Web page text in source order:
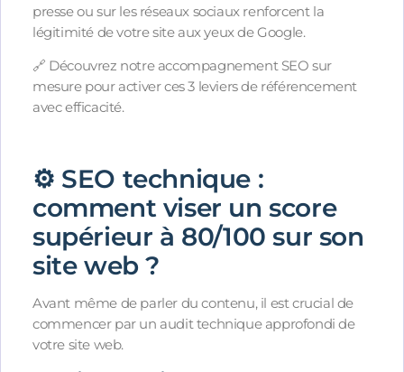
presse ou sur les réseaux sociaux renforcent la
légitimité de votre site aux yeux de Google.
🔗 Découvrez notre accompagnement SEO sur
mesure pour activer ces 3 leviers de référencement
avec efficacité.
⚙️ SEO technique :
comment viser un score
supérieur à 80/100 sur son
site web ?
Avant même de parler du contenu, il est crucial de
commencer par un audit technique approfondi de
votre site web.